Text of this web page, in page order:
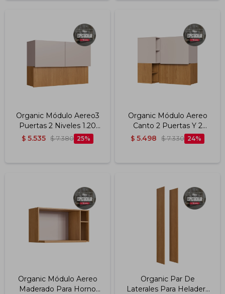
Organic Módulo Aereo3
Puertas 2 Niveles 1.20
Mts Color
Blanco/madera
$ 5.535 $ 7.380 25
Organic Módulo Aereo
Canto 2 Puertas Y 2
Niveles Blanco/madera
0.93m Color
$ 5.498 $ 7.330 24
Organic Módulo Aereo
Maderado Para Horno
Organic Par De
Laterales Para Heladera